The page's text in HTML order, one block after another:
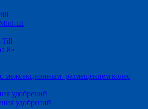
till
Till
8»
межсекционным размещением колес
удобрений
удобрений